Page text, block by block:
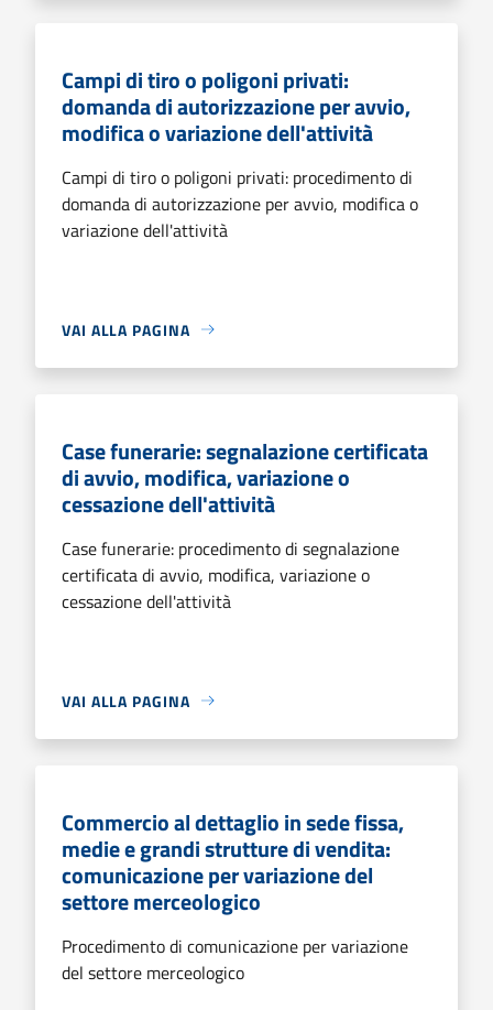
Campi di tiro o poligoni privati:
domanda di autorizzazione per avvio,
modifica o variazione dell'attività
Campi di tiro o poligoni privati: procedimento di
domanda di autorizzazione per avvio, modifica o
variazione dell'attività
VAI ALLA PAGINA
Case funerarie: segnalazione certificata
di avvio, modifica, variazione o
cessazione dell'attività
Case funerarie: procedimento di segnalazione
certificata di avvio, modifica, variazione o
cessazione dell'attività
VAI ALLA PAGINA
Commercio al dettaglio in sede fissa,
medie e grandi strutture di vendita:
comunicazione per variazione del
settore merceologico
Procedimento di comunicazione per variazione
del settore merceologico